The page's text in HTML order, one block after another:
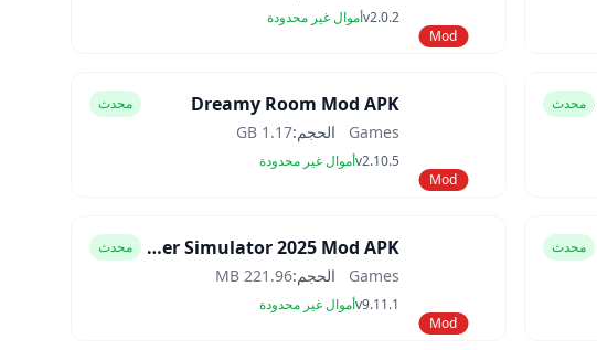
Mod
v2.0.2أموال غير محدودة
محدث
Mod
Dreamy Room Mod APK محدث
Games الحجم:1.17 GB
v2.10.5أموال غير محدودة
محدث
Mod
Car Trader Simulator 2025 Mod APK محدث
Games الحجم:221.96 MB
v9.11.1أموال غير محدودة